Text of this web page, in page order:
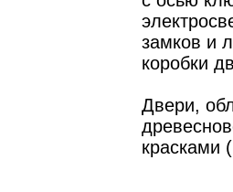
замков и
коробки
Двери,
красками